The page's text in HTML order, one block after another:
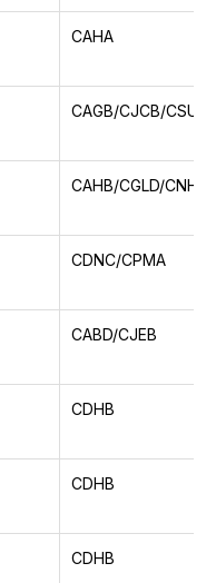
CAHA
CAGB/CJCB/CSUB
CAHB/CGLD/CNHC
CDNC/CPMA
CABD/CJEB
CDHB
CDHB
CDHB